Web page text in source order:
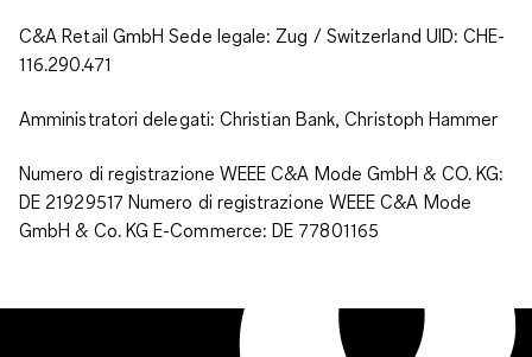
C&A Retail GmbH Sede legale: Zug / Switzerland UID: CHE-
116.290.471
Amministratori delegati: Christian Bank, Christoph Hammer
Numero di registrazione WEEE C&A Mode GmbH & CO. KG:
DE 21929517 Numero di registrazione WEEE C&A Mode
GmbH & Co. KG E-Commerce: DE 77801165